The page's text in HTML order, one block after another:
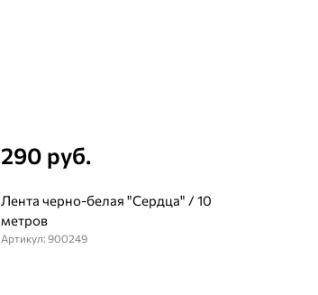
290 руб.
Лента черно-белая "Сердца" / 10
метров
Артикул: 900249